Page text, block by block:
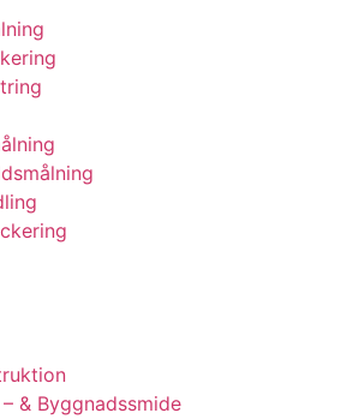
& Byggnadssmide